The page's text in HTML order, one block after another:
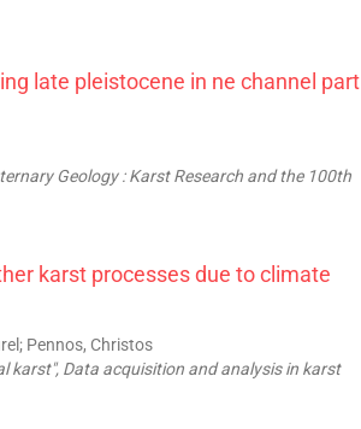
late pleistocene in ne channel part
Geology : Karst Research and the 100th
karst processes due to climate
Pennos, Christos
karst", Data acquisition and analysis in karst